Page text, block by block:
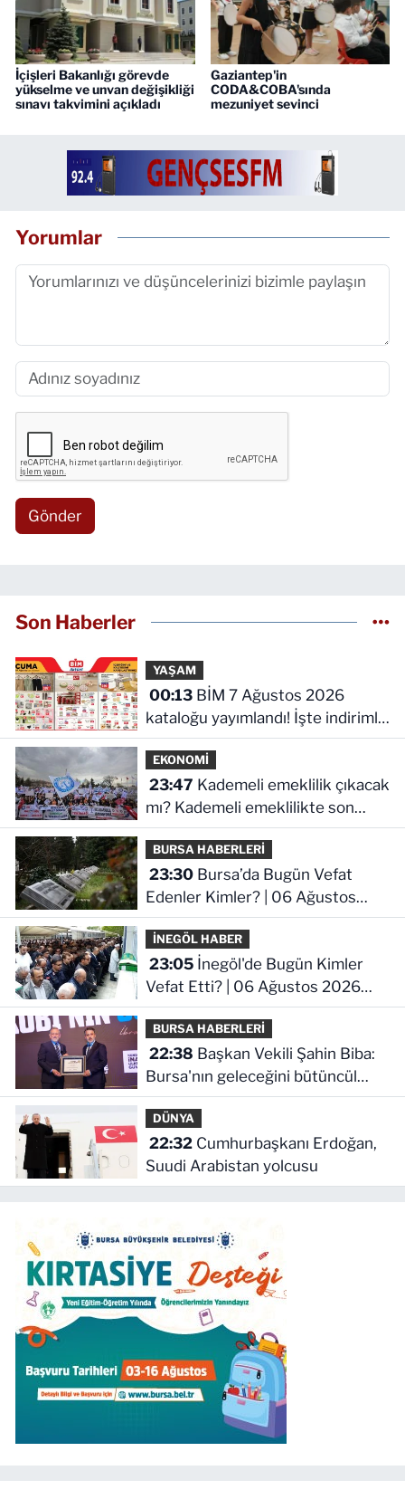
İçişleri Bakanlığı görevde
yükselme ve unvan değişikliği
sınavı takvimini açıkladı
Gaziantep'in
CODA&COBA'sında
mezuniyet sevinci
Yorumlar
Gönder
Son Haberler
YAŞAM
00:13BİM 7 Ağustos 2026
kataloğu yayımlandı! İşte indirimli
ürünler ve fiyatları
EKONOMİ
23:47
mı? Kademeli emeklilikte son
durum ne!
BURSA HABERLERİ
23:30Bursa’da Bugün Vefat
Edenler Kimler? | 06 Ağustos
2026 Perşembe
İNEGÖL HABER
23:05İnegöl'de Bugün Kimler
Vefat Etti? | 06 Ağustos 2026
Perşembe
BURSA HABERLERİ
22:38
Bursa'nın geleceğini bütüncül
anlayışla planlıyoruz
DÜNYA
22:32Cumhurbaşkanı Erdoğan,
Suudi Arabistan yolcusu